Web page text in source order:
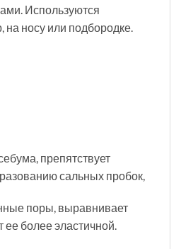
Используются
на носу или подбородке.
препятствует
сальных пробок,
поры, выравнивает
ее более эластичной.